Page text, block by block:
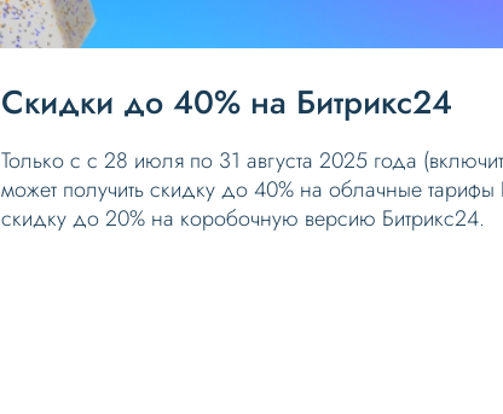
Скидки до 40% на Битрикс24
Только с с 28 июля по 31 августа 2025 года
может получить скидку до 40% на облачные тарифы
скидку до 20% на коробочную версию Битрикс24.